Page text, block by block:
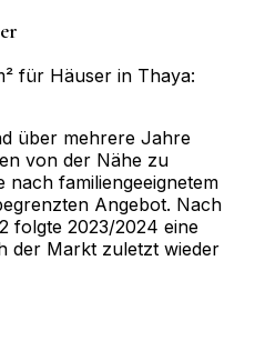
für Häuser in Thaya:
über mehrere Jahre
von der Nähe zu
familiengeeignetem
Angebot. Nach
folgte 2023/2024 eine
der Markt zuletzt wieder